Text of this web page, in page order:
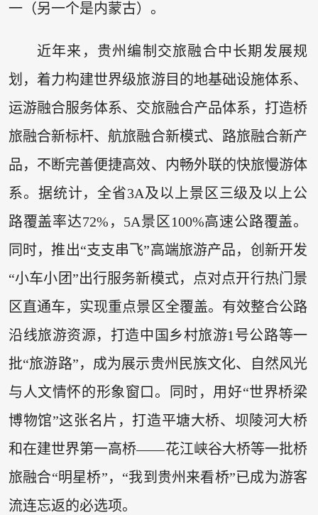
一（另一个是内蒙古）。
近年来，贵州编制交旅融合中长期发展规
划，着力构建世界级旅游目的地基础设施体系、
运游融合服务体系、交旅融合产品体系，打造桥
旅融合新标杆、航旅融合新模式、路旅融合新产
品，不断完善便捷高效、内畅外联的快旅慢游体
系。据统计，全省3A及以上景区三级及以上公
路覆盖率达72%，5A景区100%高速公路覆盖。
同时，推出“支支串飞”高端旅游产品，创新开发
“小车小团”出行服务新模式，点对点开行热门景
区直通车，实现重点景区全覆盖。有效整合公路
沿线旅游资源，打造中国乡村旅游1号公路等一
批“旅游路”，成为展示贵州民族文化、自然风光
与人文情怀的形象窗口。同时，用好“世界桥梁
博物馆”这张名片，打造平塘大桥、坝陵河大桥
和在建世界第一高桥——花江峡谷大桥等一批桥
旅融合“明星桥”，“我到贵州来看桥”已成为游客
流连忘返的必选项。